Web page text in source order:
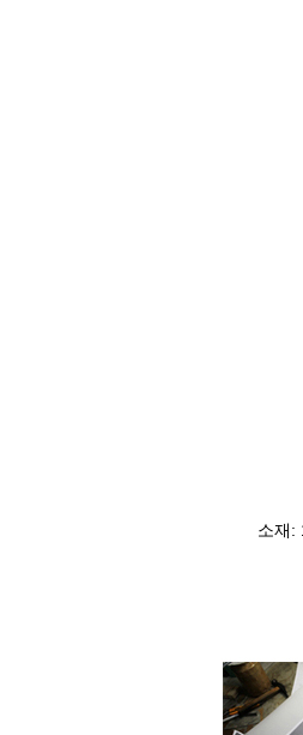
소재: